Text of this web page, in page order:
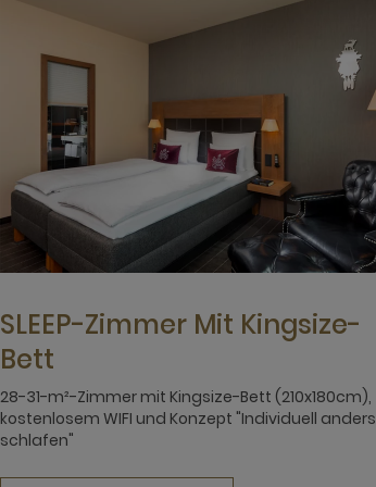
SLEEP-Zimmer Mit Kingsize-
Bett
28-31-m²-Zimmer mit Kingsize-Bett (210x180cm),
kostenlosem WIFI und Konzept "Individuell anders
schlafen"